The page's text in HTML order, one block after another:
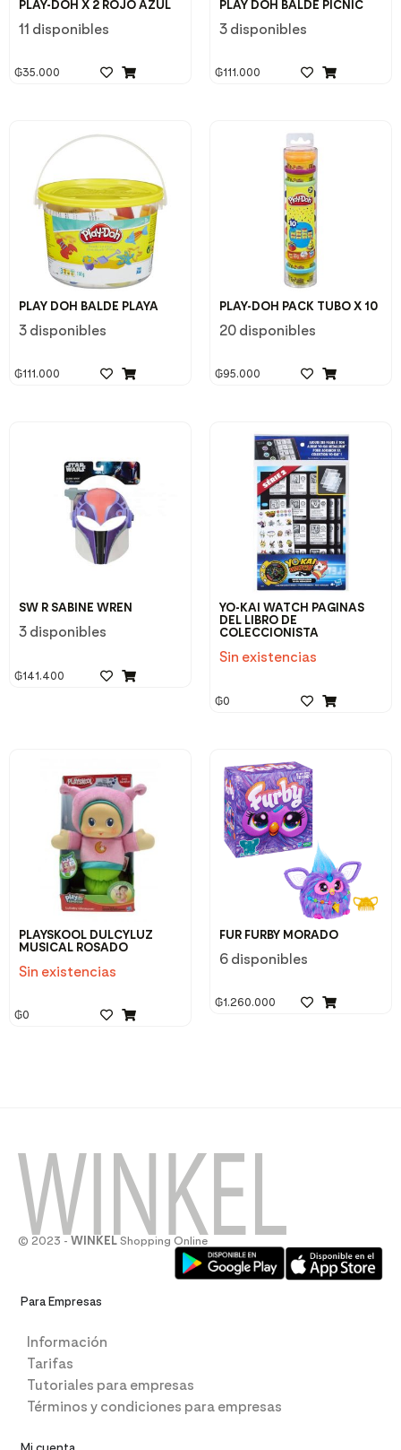
PLAY-DOH X 2 ROJO AZUL
11 disponibles
₲35.000
PLAY DOH BALDE PICNIC
3 disponibles
₲111.000
PLAY DOH BALDE PLAYA
3 disponibles
₲111.000
PLAY-DOH PACK TUBO X 10
20 disponibles
₲95.000
SW R SABINE WREN
3 disponibles
₲141.400
YO-KAI WATCH PAGINAS
DEL LIBRO DE
COLECCIONISTA
Sin existencias
₲0
PLAYSKOOL DULCYLUZ
MUSICAL ROSADO
Sin existencias
₲0
FUR FURBY MORADO
6 disponibles
₲1.260.000
© 2023 - WINKEL Shopping Online
Para Empresas
Información
Tarifas
Tutoriales para empresas
Términos y condiciones para empresas